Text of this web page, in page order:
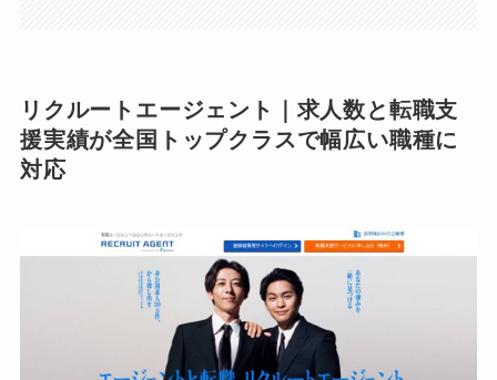
リクルートエージェント｜求人数と転職支
援実績が全国トップクラスで幅広い職種に
対応